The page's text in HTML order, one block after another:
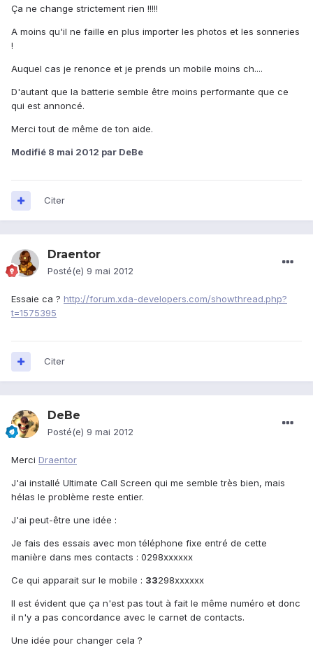
Ça ne change strictement rien !!!!!
A moins qu'il ne faille en plus importer les photos et les sonneries
!
Auquel cas je renonce et je prends un mobile moins ch....
D'autant que la batterie semble être moins performante que ce
qui est annoncé.
Merci tout de même de ton aide.
Modifié 8 mai 2012 par DeBe
Citer
Draentor
Posté(e) 9 mai 2012
Essaie ca ? http://forum.xda-developers.com/showthread.php?
t=1575395
Citer
DeBe
Posté(e) 9 mai 2012
Merci Draentor
J'ai installé Ultimate Call Screen qui me semble très bien, mais
hélas le problème reste entier.
J'ai peut-être une idée :
Je fais des essais avec mon téléphone fixe entré de cette
manière dans mes contacts : 0298xxxxxx
Ce qui apparait sur le mobile : 33298xxxxxx
Il est évident que ça n'est pas tout à fait le même numéro et donc
il n'y a pas concordance avec le carnet de contacts.
Une idée pour changer cela ?